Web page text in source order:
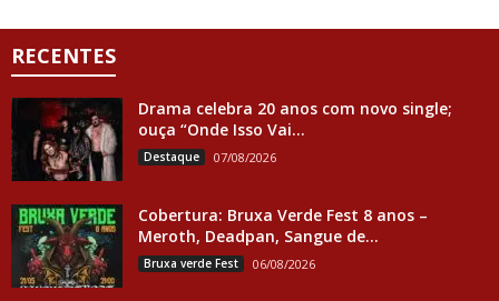
RECENTES
Drama celebra 20 anos com novo single;
ouça “Onde Isso Vai...
Destaque 07/08/2026
Cobertura: Bruxa Verde Fest 8 anos –
Meroth, Deadpan, Sangue de...
Bruxa verde Fest 06/08/2026